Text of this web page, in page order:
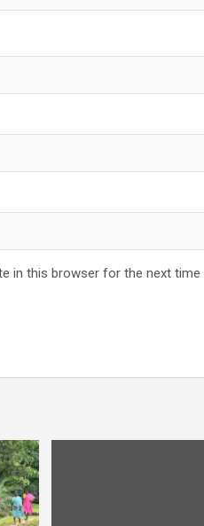
in this browser for the next